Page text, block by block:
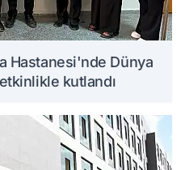
Hastanesi'nde Dünya
kutlandı